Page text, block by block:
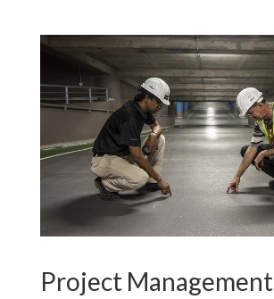
Project Management